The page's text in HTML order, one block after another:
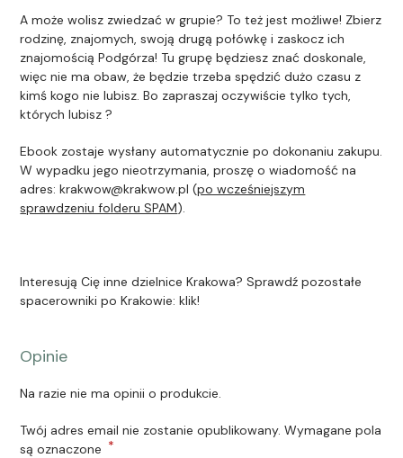
A może wolisz zwiedzać w grupie? To też jest możliwe! Zbierz
rodzinę, znajomych, swoją drugą połówkę i zaskocz ich
znajomością Podgórza! Tu grupę będziesz znać doskonale,
więc nie ma obaw, że będzie trzeba spędzić dużo czasu z
kimś kogo nie lubisz. Bo zapraszaj oczywiście tylko tych,
których lubisz ?
Ebook zostaje wysłany automatycznie po dokonaniu zakupu.
W wypadku jego nieotrzymania, proszę o wiadomość na
adres: krakwow@krakwow.pl (po wcześniejszym
sprawdzeniu folderu SPAM).
Interesują Cię inne dzielnice Krakowa? Sprawdź pozostałe
spacerowniki po Krakowie:klik!
Opinie
Na razie nie ma opinii o produkcie.
Twój adres email nie zostanie opublikowany. Wymagane pola
są oznaczone *